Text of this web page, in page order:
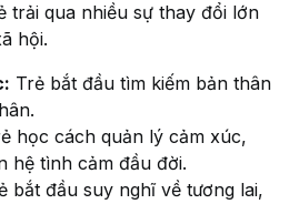
trải qua nhiều sự thay đổi lớn
hội.
Trẻ bắt đầu tìm kiếm bản thân
học cách quản lý cảm xúc,
hệ tình cảm đầu đời.
bắt đầu suy nghĩ về tương lai,